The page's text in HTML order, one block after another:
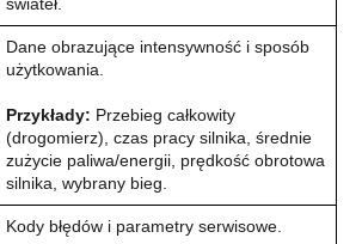
Dane obrazujące intensywność i sposób
użytkowania.
Przykłady: Przebieg całkowity
(drogomierz), czas pracy silnika, średnie
zużycie paliwa/energii, prędkość obrotowa
silnika, wybrany bieg.
Kody błędów i parametry serwisowe.